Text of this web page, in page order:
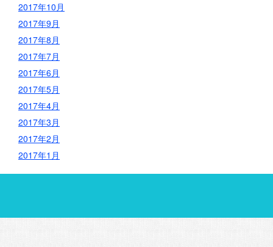
2017年10月
2017年9月
2017年8月
2017年7月
2017年6月
2017年5月
2017年4月
2017年3月
2017年2月
2017年1月